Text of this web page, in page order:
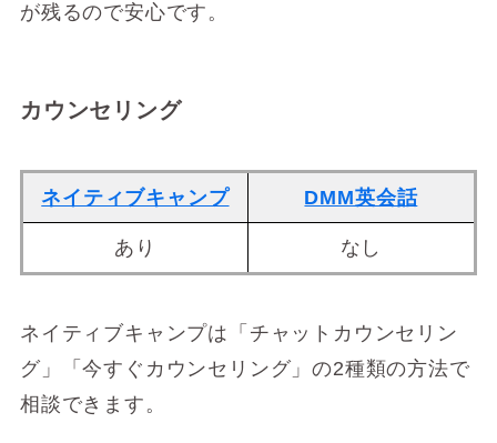
が残るので安心です。
カウンセリング
ネイティブキャンプ DMM英会話
あり なし
ネイティブキャンプは「チャットカウンセリン
グ」「今すぐカウンセリング」の2種類の方法で
相談できます。